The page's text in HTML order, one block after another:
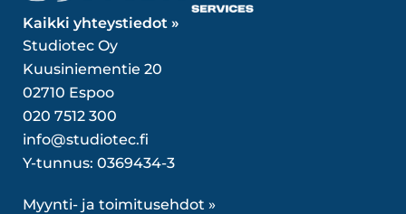
Kaikki yhteystiedot »
Studiotec Oy
Kuusiniementie 20
02710 Espoo
020 7512 300
info@studiotec.fi
Y-tunnus: 0369434-3
Myynti- ja toimitusehdot »